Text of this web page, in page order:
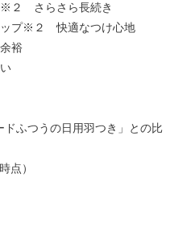
※２ さらさら長続き
ップ※２ 快適なつけ心地
裕
ふつうの日用羽つき」との比
時点）